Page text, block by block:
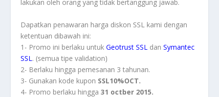
lakukan oleh orang yang tidak bertanggung jawab.
Dapatkan penawaran harga diskon SSL kami dengan
ketentuan dibawah ini:
1- Promo ini berlaku untukGeotrust SSL danSymantec
SSL. (semua tipe validation)
2- Berlaku hingga pemesanan 3 tahunan.
3- Gunakan kode kupon SSL10%OCT.
4- Promo berlaku hingga31 octber 2015.